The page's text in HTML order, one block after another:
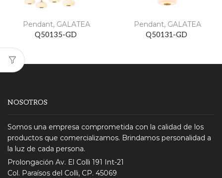
Pendant, GALATEA
Q50135-GD
Pendant, GALATEA
Q50131-GD
NOSOTROS
Somos una empresa comprometida con la calidad de los
productos que comercializamos. Brindamos personalidad a
la luz de cada persona.
Prolongación Av. El Colli 191 Int-21
Col. Paraísos del Colli, CP. 45069